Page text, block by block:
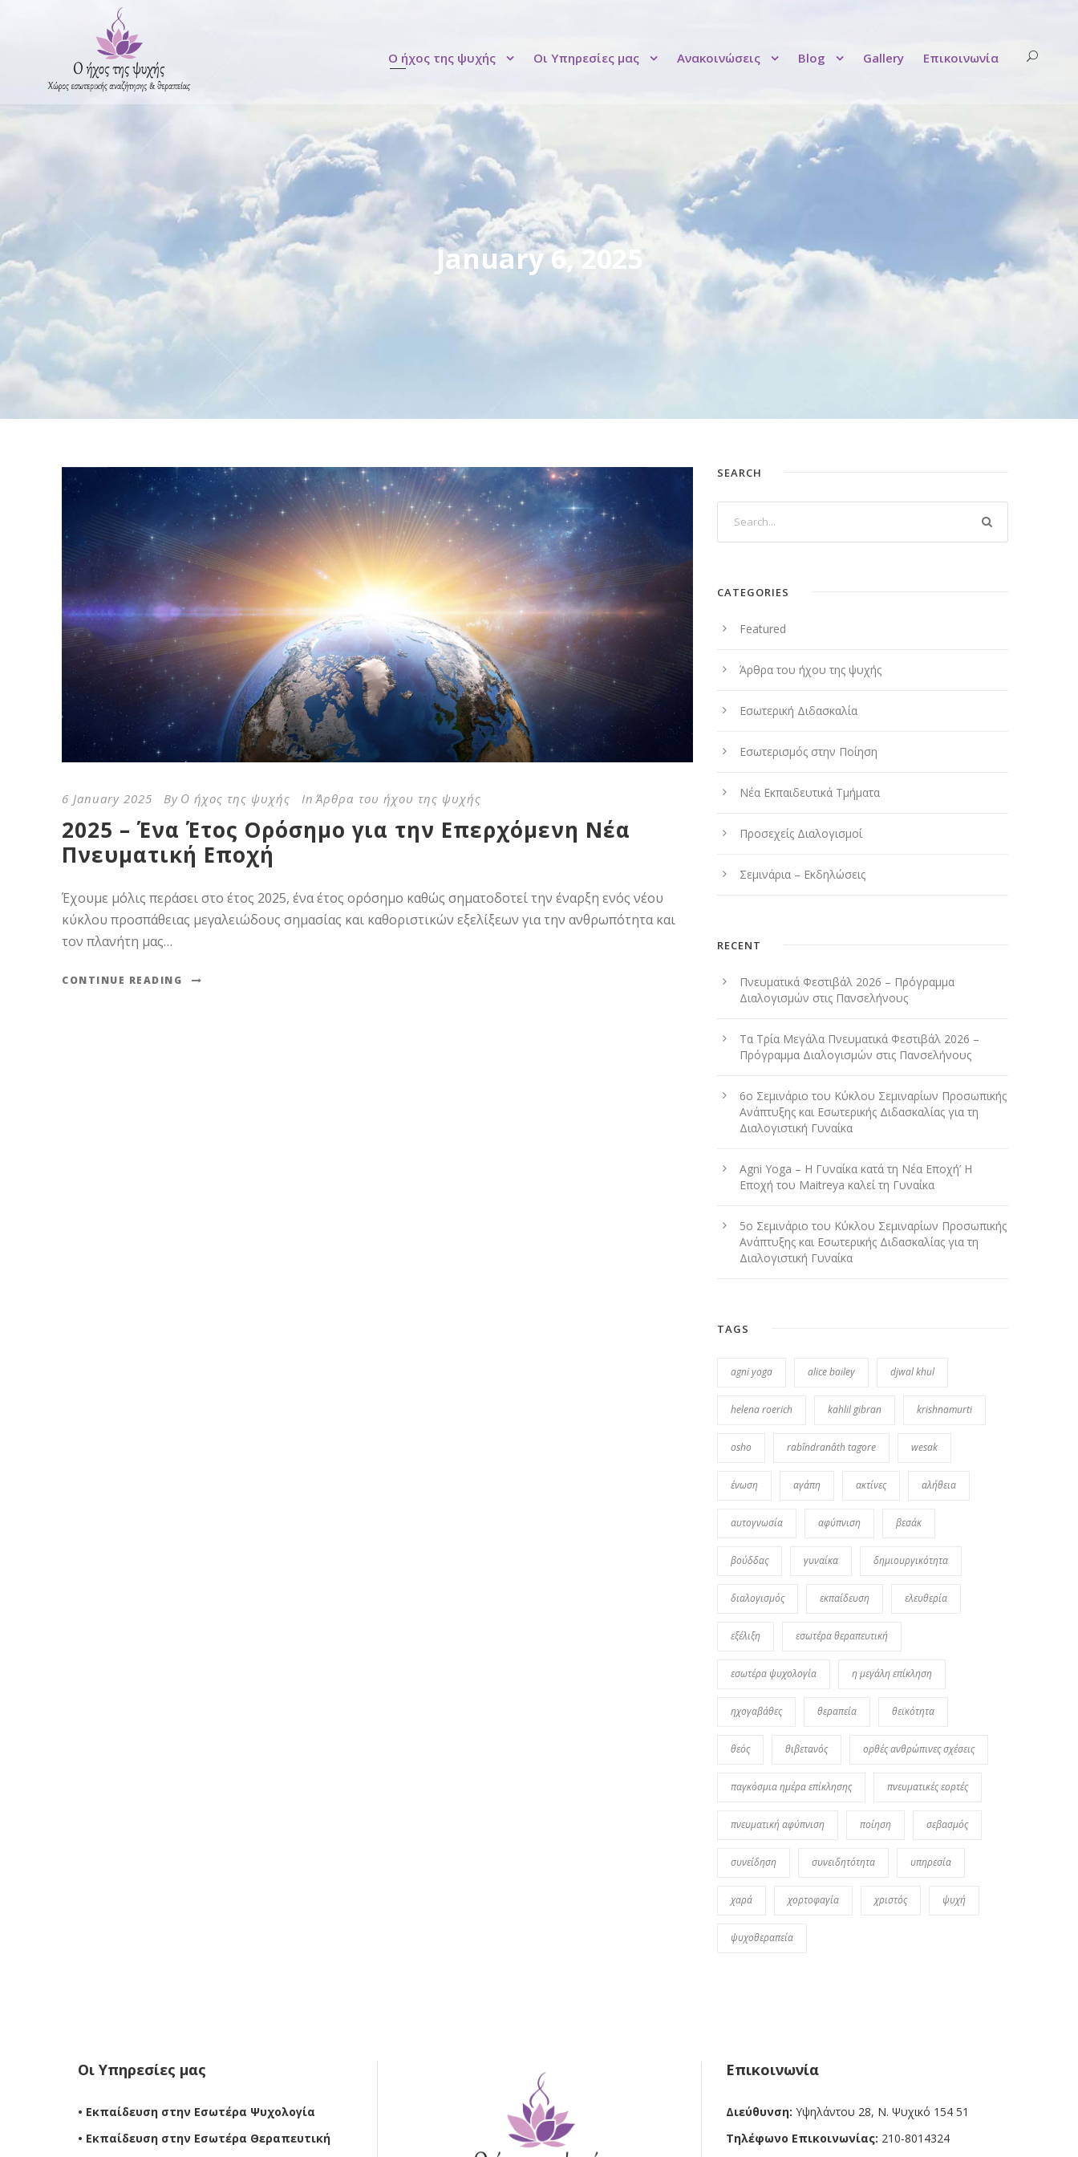
Ο ήχος της ψυχής Οι Υπηρεσίες μας Ανακοινώσεις Blog Gallery Επικοινωνία
January 6, 2025
6 January 2025 By Ο ήχος της ψυχής In Άρθρα του ήχου της ψυχής
2025 – Ένα Έτος Ορόσημο για την Επερχόμενη Νέα
Πνευματική Εποχή
Έχουμε μόλις περάσει στο έτος 2025, ένα έτος ορόσημο καθώς σηματοδοτεί την έναρξη ενός νέου
κύκλου προσπάθειας μεγαλειώδους σημασίας και καθοριστικών εξελίξεων για την ανθρωπότητα και
τον πλανήτη μας…
CONTINUE READING
SEARCH
CATEGORIES
Featured
Άρθρα του ήχου της ψυχής
Εσωτερική Διδασκαλία
Εσωτερισμός στην Ποίηση
Νέα Εκπαιδευτικά Τμήματα
Προσεχείς Διαλογισμοί
Σεμινάρια – Εκδηλώσεις
RECENT
Πνευματικά Φεστιβάλ 2026 – Πρόγραμμα
Διαλογισμών στις Πανσελήνους
Τα Τρία Μεγάλα Πνευματικά Φεστιβάλ 2026 –
Πρόγραμμα Διαλογισμών στις Πανσελήνους
6ο Σεμινάριο του Κύκλου Σεμιναρίων Προσωπικής
Ανάπτυξης και Εσωτερικής Διδασκαλίας για τη
Διαλογιστική Γυναίκα
Agni Yoga – Η Γυναίκα κατά τη Νέα Εποχή’ Η
Εποχή του Maitreya καλεί τη Γυναίκα
5ο Σεμινάριο του Κύκλου Σεμιναρίων Προσωπικής
Ανάπτυξης και Εσωτερικής Διδασκαλίας για τη
Διαλογιστική Γυναίκα
TAGS
agni yoga alice bailey djwal khul
helena roerich kahlil gibran krishnamurti
osho rabîndranâth tagore wesak
ένωση αγάπη ακτίνες αλήθεια
αυτογνωσία αφύπνιση βεσάκ
βούδδας γυναίκα δημιουργικότητα
διαλογισμός εκπαίδευση ελευθερία
εξέλιξη εσωτέρα θεραπευτική
εσωτέρα ψυχολογία η μεγάλη επίκληση
ηχογαβάθες θεραπεία θεϊκότητα
θεός θιβετανός ορθές ανθρώπινες σχέσεις
παγκόσμια ημέρα επίκλησης πνευματικές εορτές
πνευματική αφύπνιση ποίηση σεβασμός
συνείδηση συνειδητότητα υπηρεσία
χαρά χορτοφαγία χριστός ψυχή
ψυχοθεραπεία
Οι Υπηρεσίες μας
• Εκπαίδευση στην Εσωτέρα Ψυχολογία
• Εκπαίδευση στην Εσωτέρα Θεραπευτική
Επικοινωνία
Διεύθυνση: Υψηλάντου 28, Ν. Ψυχικό 154 51
Τηλέφωνο Επικοινωνίας: 210-8014324